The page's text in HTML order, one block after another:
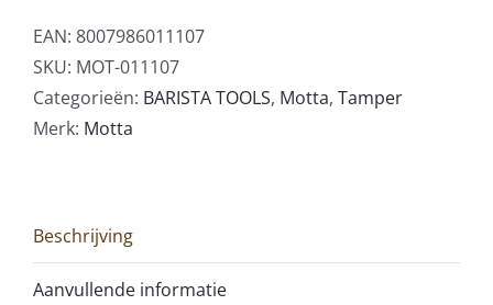
EAN: 8007986011107
SKU: MOT-011107
Categorieën: BARISTA TOOLS, Motta, Tamper
Merk: Motta
Beschrijving
Aanvullende informatie